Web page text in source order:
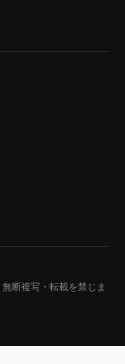
無断複写・転載を禁じま